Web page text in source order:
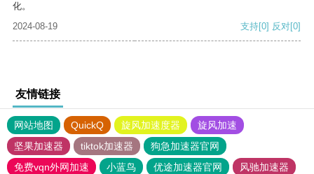
化。
2024-08-19
支持[0] 反对[0]
友情链接
网站地图 QuickQ 旋风加速度器
旋风加速
坚果加速器
tiktok加速器
狗急加速器官网
免费vqn外网加速
小蓝鸟 优途加速器官网
风驰加速器